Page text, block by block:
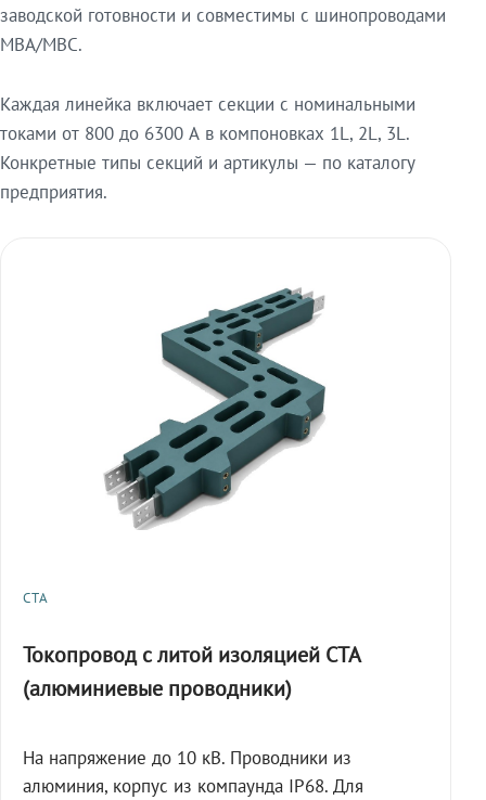
заводской готовности и совместимы с шинопроводами
МВА/МВС.
Каждая линейка включает секции с номинальными
токами от 800 до 6300 А в компоновках 1L, 2L, 3L.
Конкретные типы секций и артикулы — по каталогу
предприятия.
СТА
Токопровод с литой изоляцией СТА
(алюминиевые проводники)
На напряжение до 10 кВ. Проводники из
алюминия, корпус из компаунда IP68. Для